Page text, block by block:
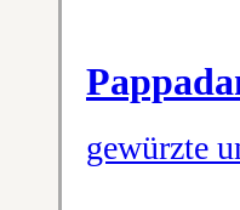
gewürzte